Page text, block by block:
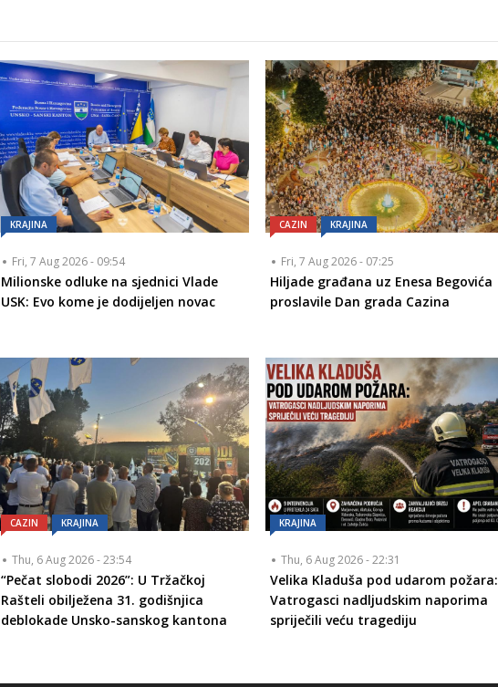
KRAJINA
Fri, 7 Aug 2026 - 09:54
Milionske odluke na sjednici Vlade
USK: Evo kome je dodijeljen novac
CAZIN KRAJINA
Fri, 7 Aug 2026 - 07:25
Hiljade građana uz Enesa Begovića
proslavile Dan grada Cazina
CAZIN KRAJINA
Thu, 6 Aug 2026 - 23:54
“Pečat slobodi 2026”: U Tržačkoj
Rašteli obilježena 31. godišnjica
deblokade Unsko-sanskog kantona
KRAJINA
Thu, 6 Aug 2026 - 22:31
Velika Kladuša pod udarom požara:
Vatrogasci nadljudskim naporima
spriječili veću tragediju